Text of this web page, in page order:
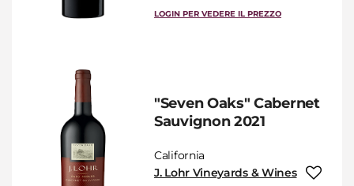
LOGIN PER VEDERE IL PREZZO
"Seven Oaks" Cabernet
Sauvignon 2021
California
J. Lohr Vineyards & Wines